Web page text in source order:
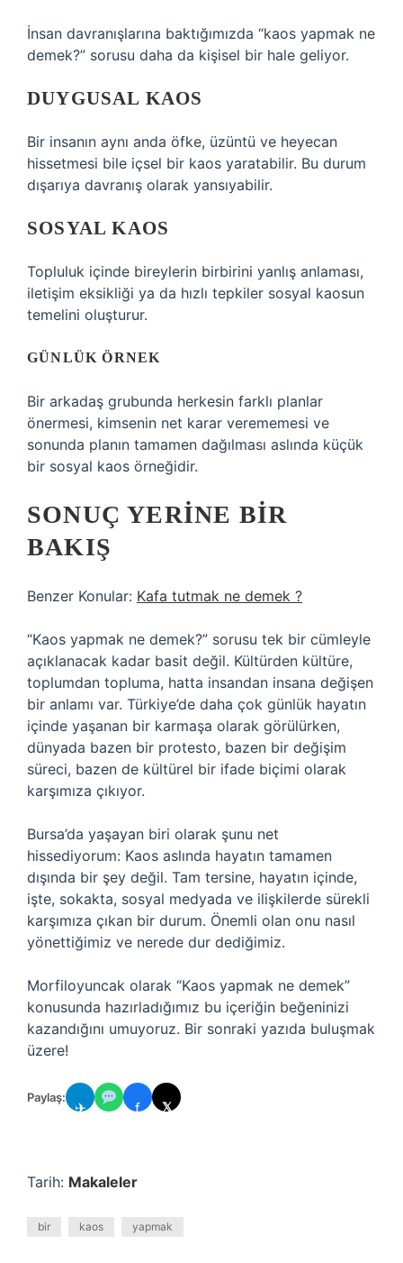
İnsan davranışlarına baktığımızda “kaos yapmak ne
demek?” sorusu daha da kişisel bir hale geliyor.
DUYGUSAL KAOS
Bir insanın aynı anda öfke, üzüntü ve heyecan
hissetmesi bile içsel bir kaos yaratabilir. Bu durum
dışarıya davranış olarak yansıyabilir.
SOSYAL KAOS
Topluluk içinde bireylerin birbirini yanlış anlaması,
iletişim eksikliği ya da hızlı tepkiler sosyal kaosun
temelini oluşturur.
GÜNLÜK ÖRNEK
Bir arkadaş grubunda herkesin farklı planlar
önermesi, kimsenin net karar verememesi ve
sonunda planın tamamen dağılması aslında küçük
bir sosyal kaos örneğidir.
SONUÇ YERINE BIR
BAKIŞ
Benzer Konular: Kafa tutmak ne demek ?
“Kaos yapmak ne demek?” sorusu tek bir cümleyle
açıklanacak kadar basit değil. Kültürden kültüre,
toplumdan topluma, hatta insandan insana değişen
bir anlamı var. Türkiye’de daha çok günlük hayatın
içinde yaşanan bir karmaşa olarak görülürken,
dünyada bazen bir protesto, bazen bir değişim
süreci, bazen de kültürel bir ifade biçimi olarak
karşımıza çıkıyor.
Bursa’da yaşayan biri olarak şunu net
hissediyorum: Kaos aslında hayatın tamamen
dışında bir şey değil. Tam tersine, hayatın içinde,
işte, sokakta, sosyal medyada ve ilişkilerde sürekli
karşımıza çıkan bir durum. Önemli olan onu nasıl
yönettiğimiz ve nerede dur dediğimiz.
Morfiloyuncak olarak “Kaos yapmak ne demek”
konusunda hazırladığımız bu içeriğin beğeninizi
kazandığını umuyoruz. Bir sonraki yazıda buluşmak
üzere!
Paylaş:
✈ f 𝕏
Tarih: Makaleler
bir kaos yapmak